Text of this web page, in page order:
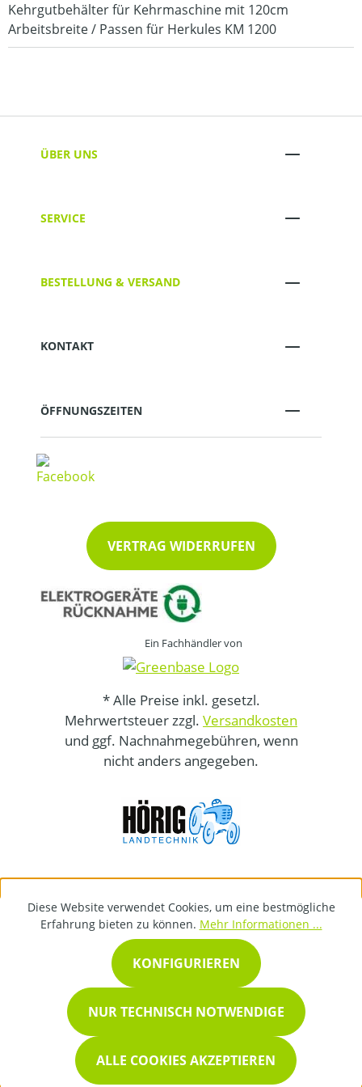
Kehrgutbehälter für Kehrmaschine mit 120cm
Arbeitsbreite / Passen für Herkules KM 1200
ÜBER UNS
SERVICE
BESTELLUNG & VERSAND
KONTAKT
ÖFFNUNGSZEITEN
VERTRAG WIDERRUFEN
Ein Fachhändler von
* Alle Preise inkl. gesetzl.
Mehrwertsteuer zzgl. Versandkosten
und ggf. Nachnahmegebühren, wenn
nicht anders angegeben.
Diese Website verwendet Cookies, um eine bestmögliche
Erfahrung bieten zu können. Mehr Informationen ...
NUR TECHNISCH NOTWENDIGE
KONFIGURIEREN
ALLE COOKIES AKZEPTIEREN